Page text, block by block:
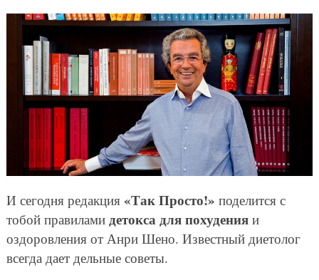
И сегодня редакция «Так Просто!» поделится с
тобой правилами детокса для похуденияи
оздоровления от Анри Шено. Известный диетолог
всегда дает дельные советы.